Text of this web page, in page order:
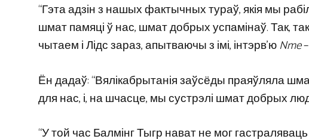
“Гэта адзін з нашых фактычных тураў, якія мы
шмат памяці ў нас, шмат добрых успамінаў. Так,
чытаем і Лідс зараз, апытваючы з імі, інтэрв’юNme
Ён дадаў: “Вялікабрытанія заўсёды праяўляла
для нас, і, на шчасце, мы сустрэлі шмат добрых
“У той час Балмінг Тыгр нават не мог